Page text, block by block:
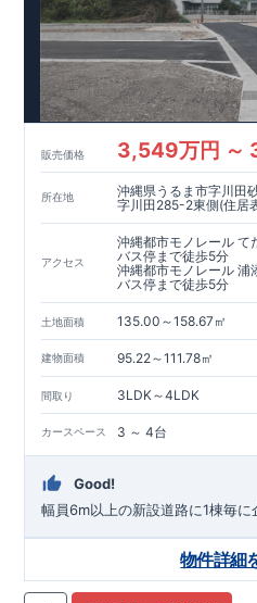
販売価格 3,549万円 ～
所在地
沖縄県うるま市字川田
字川田285-2東側(住居
アクセス
沖縄都市モノレール
バス停まで徒歩5分
沖縄都市モノレール
バス停まで徒歩5分
土地面積 135.00～158.67㎡
建物面積 95.22～111.78㎡
間取り 3LDK～4LDK
カースペース 3 ～ 4台
Good!
幅員6m以上の新設道路に1棟毎に
物件詳細